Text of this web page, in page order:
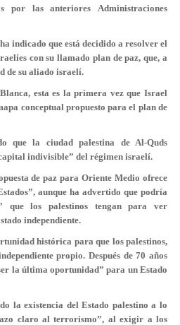
por las anteriores Administraciones
indicado que está decidido a resolver el
con su llamado plan de paz, que, a
de su aliado israelí.
esta es la primera vez que Israel
conceptual propuesto para el plan de
que la ciudad palestina de Al-Quds
indivisible” del régimen israelí.
de paz para Oriente Medio ofrece
aunque ha advertido que podría
que los palestinos tengan para ver
independiente.
histórica para que los palestinos,
propio. Después de 70 años
la última oportunidad” para un Estado
la existencia del Estado palestino a lo
claro al terrorismo”, al exigir a los